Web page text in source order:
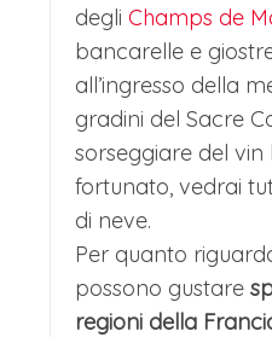
degli Champs de
bancarelle e
all’ingresso della
gradini del Sacre
sorseggiare del vin
fortunato, vedrai
di neve.
Per quanto
possono gustare
regioni della